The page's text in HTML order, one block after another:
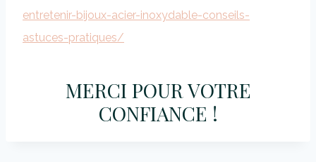
entretenir-bijoux-acier-inoxydable-conseils-
astuces-pratiques/
MERCI POUR VOTRE
CONFIANCE !